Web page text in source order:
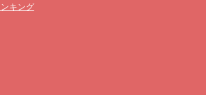
キング